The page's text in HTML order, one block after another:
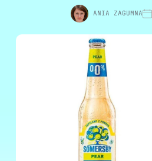
ANIA ZAGUMNA